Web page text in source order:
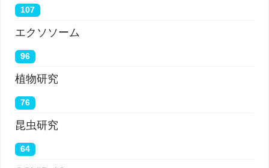
107
エクソソーム
96
植物研究
76
昆虫研究
64